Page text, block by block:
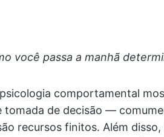
você passa a manhã
comportamental
tomada de decisão —
recursos finitos. Além